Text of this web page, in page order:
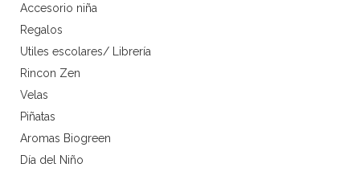
Accesorio niña
Regalos
Utiles escolares/ Librería
Rincon Zen
Velas
Piñatas
Aromas Biogreen
Día del Niño